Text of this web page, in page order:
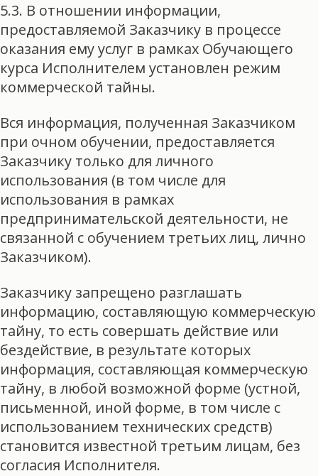
5.3. В отношении информации,
предоставляемой Заказчику в процессе
оказания ему услуг в рамках Обучающего
курса Исполнителем установлен режим
коммерческой тайны.
Вся информация, полученная Заказчиком
при очном обучении, предоставляется
Заказчику только для личного
использования (в том числе для
использования в рамках
предпринимательской деятельности, не
связанной с обучением третьих лиц, лично
Заказчиком).
Заказчику запрещено разглашать
информацию, составляющую коммерческую
тайну, то есть совершать действие или
бездействие, в результате которых
информация, составляющая коммерческую
тайну, в любой возможной форме (устной,
письменной, иной форме, в том числе с
использованием технических средств)
становится известной третьим лицам, без
согласия Исполнителя.